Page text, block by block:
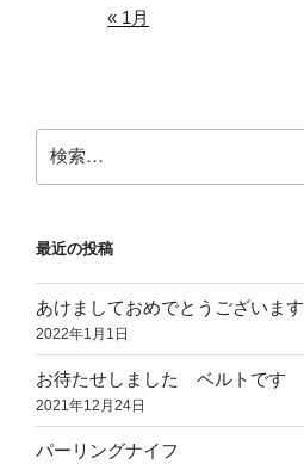
« 1月
索:
最近の投稿
あけましておめでとうございます
2022年1月1日
お待たせしました ベルトです
2021年12月24日
パーリングナイフ